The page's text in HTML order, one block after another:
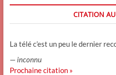
CITATION
La télé c’est un peu le dernier
— inconnu
Prochaine citation »